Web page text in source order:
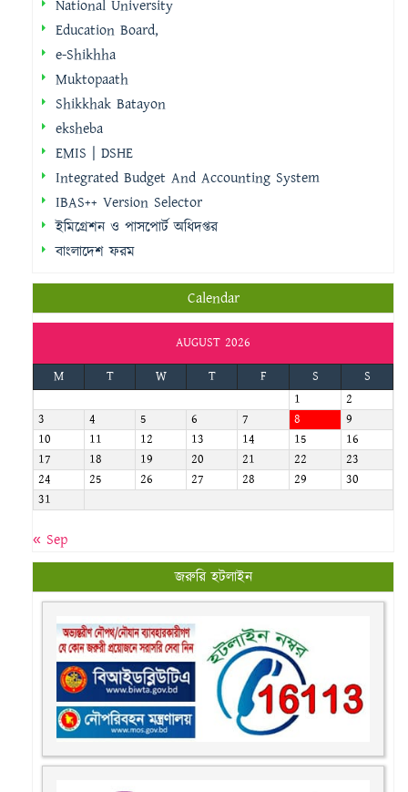
National University
Education Board,
e-Shikhha
Muktopaath
Shikkhak Batayon
eksheba
EMIS | DSHE
Integrated Budget And Accounting System
IBAS++ Version Selector
ইমিগ্রেশন ও পাসপোর্ট অধিদপ্তর
বাংলাদেশ ফরম
Calendar
AUGUST 2026
M
T W T F S
S
1
2
3
4 5 6 7 8
9
10
11 12 13 14 15
16
17
18 19 20 21 22
23
24
25 26 27 28 29
30
31
« Sep
জরুরি হটলাইন